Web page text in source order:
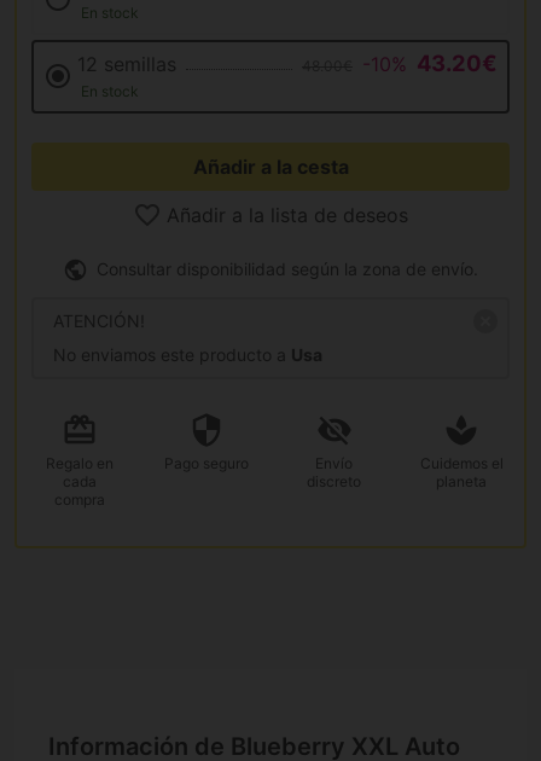
En stock
12 semillas -10% 43.20€
En stock
Añadir a la cesta
Añadir a la lista de deseos
Consultar disponibilidad según la zona de envío.
ATENCIÓN!
No enviamos este producto a Usa
Regalo en
cada
compra
Pago seguro
Envío
discreto
Cuidemos el
planeta
Información de Blueberry XXL Auto